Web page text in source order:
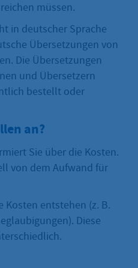
müssen.
in deutscher Sprache
Übersetzungen von
Die Übersetzungen
und Übersetzern
bestellt oder
an?
Sie über die Kosten.
von dem Aufwand für
entstehen (z. B.
Diese